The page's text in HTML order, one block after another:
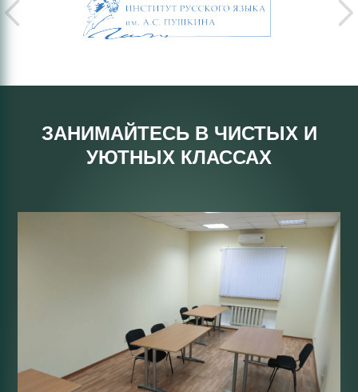
ЗАНИМАЙТЕСЬ В ЧИСТЫХ И
УЮТНЫХ КЛАССАХ